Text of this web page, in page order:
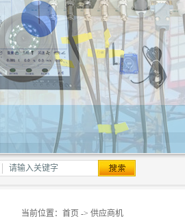
当前位置： 首页 -> 供应商机